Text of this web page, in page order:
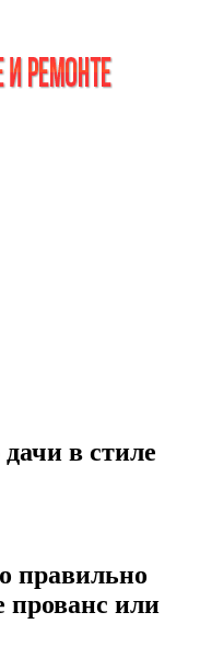
и ремонтах
в стиле
правильно
прованс или